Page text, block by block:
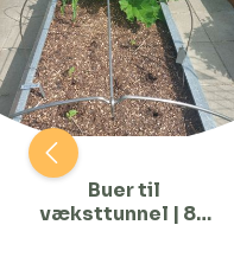
Buer til
væksttunnel | 80